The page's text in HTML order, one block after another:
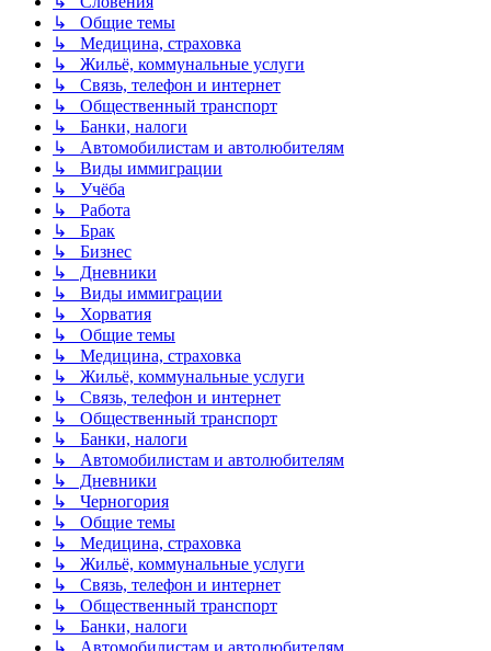
↳ Общие темы
↳ Медицина, страховка
↳ Жильё, коммунальные услуги
↳ Связь, телефон и интернет
↳ Общественный транспорт
↳ Банки, налоги
↳ Автомобилистам и автолюбителям
↳ Виды иммиграции
↳ Учёба
↳ Работа
↳ Брак
↳ Бизнес
↳ Дневники
↳ Виды иммиграции
↳ Хорватия
↳ Общие темы
↳ Медицина, страховка
↳ Жильё, коммунальные услуги
↳ Связь, телефон и интернет
↳ Общественный транспорт
↳ Банки, налоги
↳ Автомобилистам и автолюбителям
↳ Дневники
↳ Черногория
↳ Общие темы
↳ Медицина, страховка
↳ Жильё, коммунальные услуги
↳ Связь, телефон и интернет
↳ Общественный транспорт
↳ Банки, налоги
↳ Автомобилистам и автолюбителям